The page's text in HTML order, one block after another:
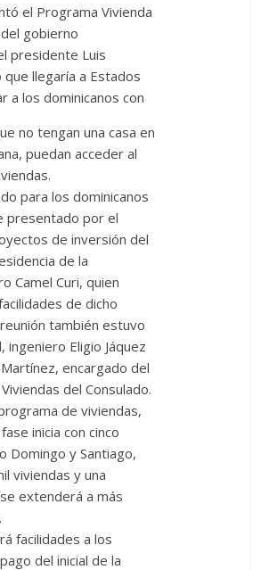
el Programa Vivienda
gobierno
presidente Luis
llegaría a Estados
a los dominicanos con
no tengan una casa en
puedan acceder al
para los dominicanos
presentado por el
de inversión del
de la
Camel Curi, quien
de dicho
también estuvo
ingeniero Eligio Jáquez
encargado del
del Consulado.
de viviendas,
inicia con cinco
Domingo y Santiago,
viviendas y una
extenderá a más
facilidades a los
del inicial de la